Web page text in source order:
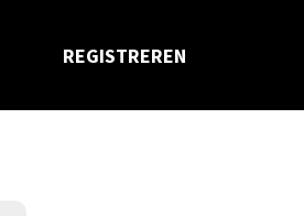
REGISTREREN